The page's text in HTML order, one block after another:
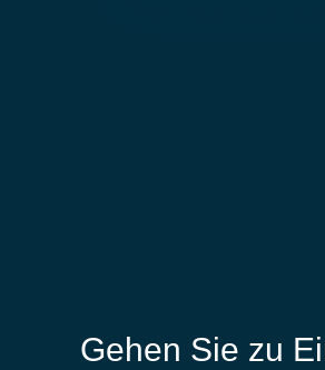
Gehen Sie zu